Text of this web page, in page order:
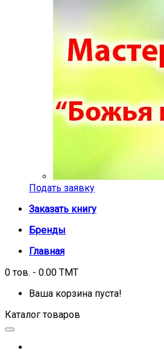
Подать заявку
Заказать книгу
Бренды
Главная
0 тов. - 0.00 TMT
Ваша корзина пуста!
Каталог товаров